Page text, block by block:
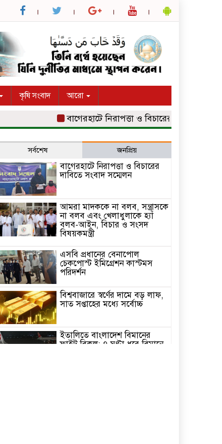
কৃষি সংবাদ আরো
বাগেরহাটে নিরাপত্তা ও বিচারের দাবিতে সংবাদ
সর্বশেষ জনপ্রিয়
বাগেরহাটে নিরাপত্তা ও বিচারের
দাবিতে সংবাদ সম্মেলন
আমরা মাদককে না বলব, সন্ত্রাসকে
না বলব এবং খেলাধুলাকে হ্যাঁ
বলব-আইন, বিচার ও সংসদ
বিষয়কমন্ত্রী
এসবি প্রধানের বেনাপোল
চেকপোস্ট ইমিগ্রেশন কাস্টমস
পরিদর্শন
বিশ্ববাজারে স্বর্ণের দামে বড় লাফ,
সাত সপ্তাহের মধ্যে সর্বোচ্চ
ইতালিতে বাংলাদেশ বিমানের
ফ্লাইট বিকল: ৭ ঘণ্টা ধরে বিমানে